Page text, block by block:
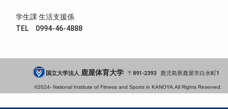
学生課 生活支援係
TEL 0994-46-4888
国立大学法人 鹿屋体育大学 891-2393 鹿児島県鹿屋市白水町1
©2024- National Institute of Fitness and Sports in KANOYA.All Rights Reserved.